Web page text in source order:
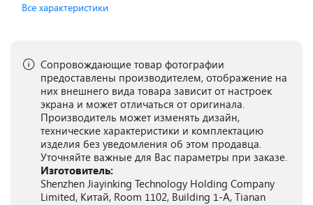
Все характеристики
Сопровождающие товар фотографии
предоставлены производителем, отображение на
них внешнего вида товара зависит от настроек
экрана и может отличаться от оригинала.
Производитель может изменять дизайн,
технические характеристики и комплектацию
изделия без уведомления об этом продавца.
Уточняйте важные для Вас параметры при заказе.
Изготовитель:
Shenzhen Jiayinking Technology Holding Company
Limited, Китай, Room 1102, Building 1-A, Tianan